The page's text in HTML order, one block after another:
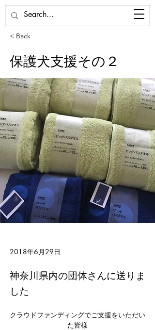
ドッグベース七国山
< Back
保護犬支援その２
2018年6月29日
神奈川県内の団体さんに送りま
した
クラウドファンディングでご支援をいただい
た皆様